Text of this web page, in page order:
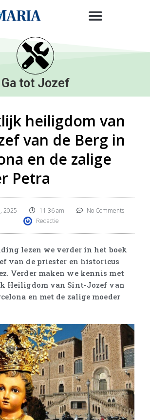
Ga tot Jozef
heiligdom van
van de Berg in
en de zalige
Petra
2025 11:36 am
No Comments
Redactie
lezen we verder in het boek
van de priester en historicus
Verder maken we kennis met
Heiligdom van Sint-Jozef van
en met de zalige moeder